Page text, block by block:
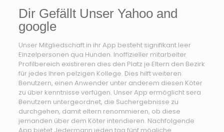
Dir Gefällt Unser Yahoo and
google
Unser Mitgliedschaft in ihr App besteht signifikant leer
Einzelpersonen qua Hunden. Inoffizieller mitarbeiter
Profilbereich existireren dies den Platz je Eltern den Bezirk
für jedes Ihren pelzigen Kollege. Dies hilft weiteren
Benutzern, einen Anwender unter anderem diesen Köter
zu über kenntnisse verfügen. Unser App ermöglicht sera
Benutzern untergeordnet, die Suchergebnisse zu
durchgehen, damit eltern renommieren, ob diese
jemanden über dem Köter intendieren. Nachfolgende